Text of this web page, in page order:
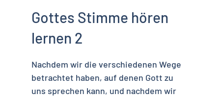
Gottes Stimme hören
lernen 2
Nachdem wir die verschiedenen Wege
betrachtet haben, auf denen Gott zu
uns sprechen kann, und nachdem wir